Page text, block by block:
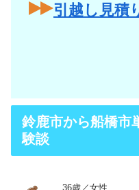
引越し見積
鈴鹿市から船橋市
験談
36歳／女性